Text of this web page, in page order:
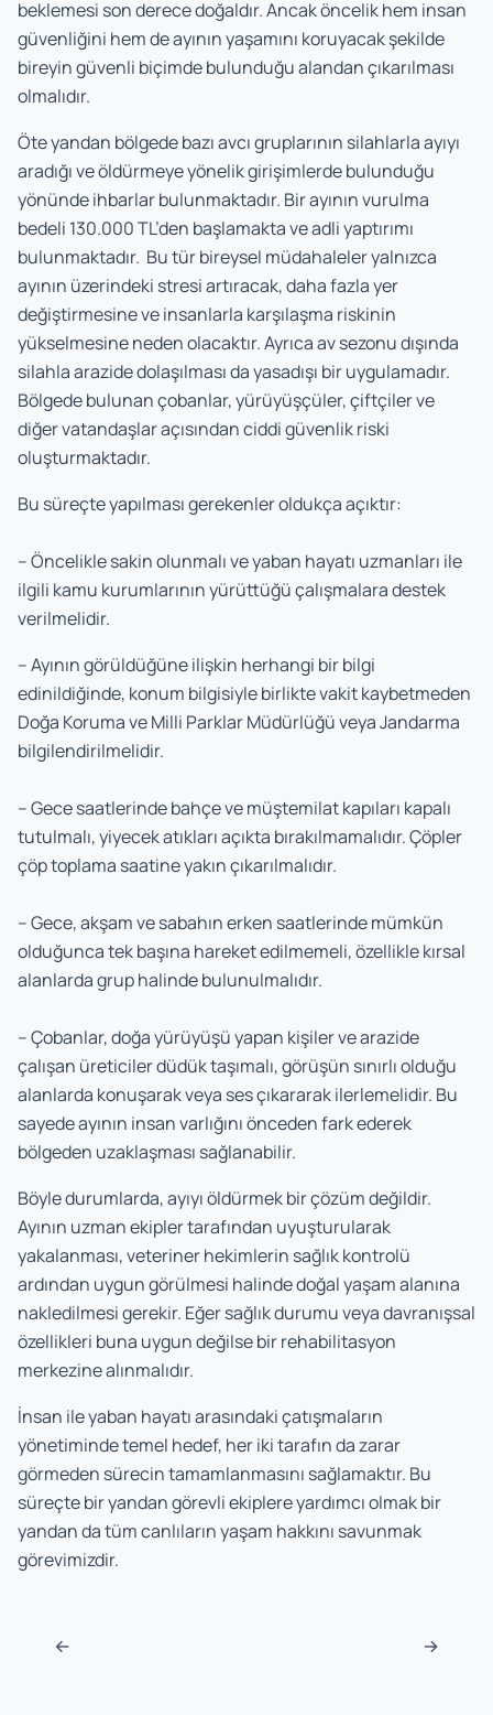
beklemesi son derece doğaldır. Ancak öncelik hem insan
güvenliğini hem de ayının yaşamını koruyacak şekilde
bireyin güvenli biçimde bulunduğu alandan çıkarılması
olmalıdır.
Öte yandan bölgede bazı avcı gruplarının silahlarla ayıyı
aradığı ve öldürmeye yönelik girişimlerde bulunduğu
yönünde ihbarlar bulunmaktadır. Bir ayının vurulma
bedeli 130.000 TL’den başlamakta ve adli yaptırımı
bulunmaktadır. Bu tür bireysel müdahaleler yalnızca
ayının üzerindeki stresi artıracak, daha fazla yer
değiştirmesine ve insanlarla karşılaşma riskinin
yükselmesine neden olacaktır. Ayrıca av sezonu dışında
silahla arazide dolaşılması da yasadışı bir uygulamadır.
Bölgede bulunan çobanlar, yürüyüşçüler, çiftçiler ve
diğer vatandaşlar açısından ciddi güvenlik riski
oluşturmaktadır.
Bu süreçte yapılması gerekenler oldukça açıktır:
– Öncelikle sakin olunmalı ve yaban hayatı uzmanları ile
ilgili kamu kurumlarının yürüttüğü çalışmalara destek
verilmelidir.
– Ayının görüldüğüne ilişkin herhangi bir bilgi
edinildiğinde, konum bilgisiyle birlikte vakit kaybetmeden
Doğa Koruma ve Milli Parklar Müdürlüğü veya Jandarma
bilgilendirilmelidir.
– Gece saatlerinde bahçe ve müştemilat kapıları kapalı
tutulmalı, yiyecek atıkları açıkta bırakılmamalıdır. Çöpler
çöp toplama saatine yakın çıkarılmalıdır.
– Gece, akşam ve sabahın erken saatlerinde mümkün
olduğunca tek başına hareket edilmemeli, özellikle kırsal
alanlarda grup halinde bulunulmalıdır.
– Çobanlar, doğa yürüyüşü yapan kişiler ve arazide
çalışan üreticiler düdük taşımalı, görüşün sınırlı olduğu
alanlarda konuşarak veya ses çıkararak ilerlemelidir. Bu
sayede ayının insan varlığını önceden fark ederek
bölgeden uzaklaşması sağlanabilir.
Böyle durumlarda, ayıyı öldürmek bir çözüm değildir.
Ayının uzman ekipler tarafından uyuşturularak
yakalanması, veteriner hekimlerin sağlık kontrolü
ardından uygun görülmesi halinde doğal yaşam alanına
nakledilmesi gerekir. Eğer sağlık durumu veya davranışsal
özellikleri buna uygun değilse bir rehabilitasyon
merkezine alınmalıdır.
İnsan ile yaban hayatı arasındaki çatışmaların
yönetiminde temel hedef, her iki tarafın da zarar
görmeden sürecin tamamlanmasını sağlamaktır. Bu
süreçte bir yandan görevli ekiplere yardımcı olmak bir
yandan da tüm canlıların yaşam hakkını savunmak
görevimizdir.
Navigasyon sonrası
← →